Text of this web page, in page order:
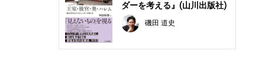
ダーを考える』(山川出版社)
磯田 道史